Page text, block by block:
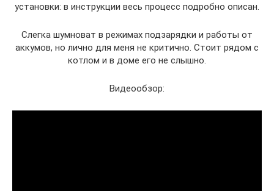
установки: в инструкции весь процесс подробно описан.
Слегка шумноват в режимах подзарядки и работы от
аккумов, но лично для меня не критично. Стоит рядом с
котлом и в доме его не слышно.
Видеообзор: